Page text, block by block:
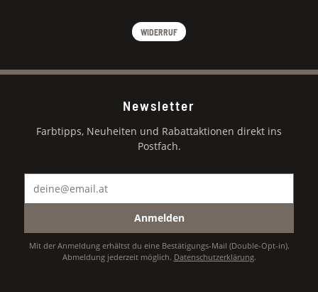
WIDERRUF
Newsletter
Farbtipps, Neuheiten und Rabattaktionen direkt ins
Postfach.
Anmelden
Mit der Anmeldung erhältst du eine Bestätigungs-Mail (Double-Opt-in).
Abmeldung jederzeit möglich. Datenschutzerklärung.